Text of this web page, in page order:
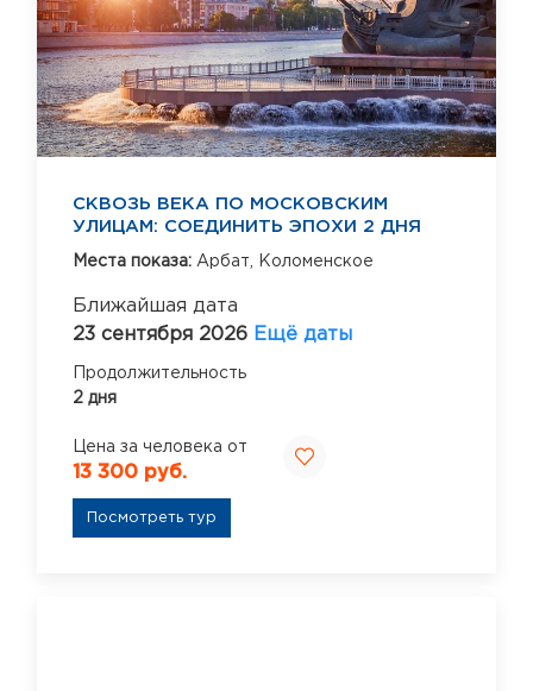
СКВОЗЬ ВЕКА ПО МОСКОВСКИМ
УЛИЦАМ: СОЕДИНИТЬ ЭПОХИ 2 ДНЯ
Места показа: Арбат, Коломенское
Ближайшая дата
23 сентября 2026 Ещё даты
Продолжительность
2 дня
Цена за человека от
13 300 руб.
Посмотреть тур